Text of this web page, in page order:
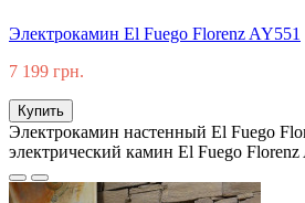
Электрокамин El Fuego Florenz AY551
7 199 грн.
Купить
Электрокамин настенный El Fuego
электрический камин El Fuego